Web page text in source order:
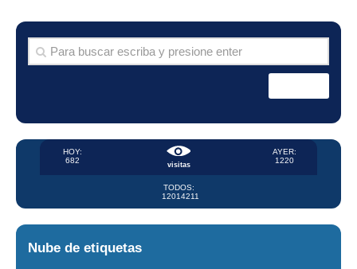
visitas
HOY:
682
AYER:
1220
TODOS:
12014211
Nube de etiquetas